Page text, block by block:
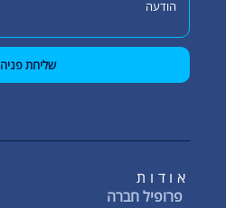
שליחת פניה
אודות
פרופיל חברה